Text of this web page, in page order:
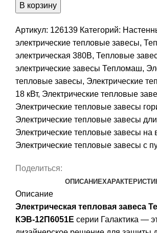
В корзину
Артикул: 126139 Категорий:
электрические тепловые завесы,
электрическая 380В, Тепловые
электрические завесы Тепломаш,
тепловые завесы, Электрические
18 кВт, Электрические тепловые
Электрические тепловые завесы
Электрические тепловые завесы
Электрические тепловые завесы на
Электрические тепловые завесы с
Поделиться:
ОПИСАНИЕ
Описание
Электрическая тепловая завеса
КЭВ-12П6051Е серии Галактика —